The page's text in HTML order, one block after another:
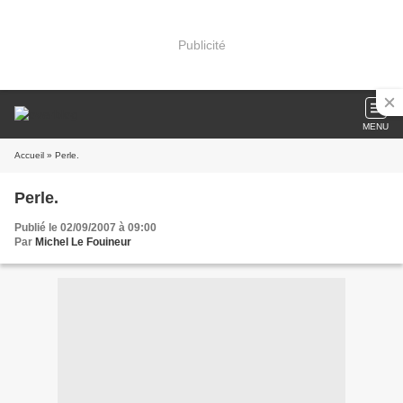
Publicité
MENU
Accueil » Perle.
Perle.
Publié le 02/09/2007 à 09:00
Par Michel Le Fouineur